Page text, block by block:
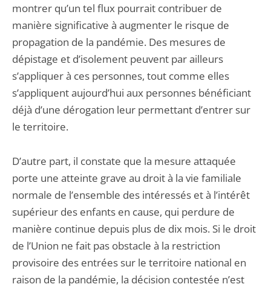
montrer qu’un tel flux pourrait contribuer de
manière significative à augmenter le risque de
propagation de la pandémie. Des mesures de
dépistage et d’isolement peuvent par ailleurs
s’appliquer à ces personnes, tout comme elles
s’appliquent aujourd’hui aux personnes bénéficiant
déjà d’une dérogation leur permettant d’entrer sur
le territoire.
D’autre part, il constate que la mesure attaquée
porte une atteinte grave au droit à la vie familiale
normale de l’ensemble des intéressés et à l’intérêt
supérieur des enfants en cause, qui perdure de
manière continue depuis plus de dix mois. Si le droit
de l’Union ne fait pas obstacle à la restriction
provisoire des entrées sur le territoire national en
raison de la pandémie, la décision contestée n’est